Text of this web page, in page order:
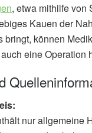
, etwa mithilfe von
Kauen der
bringt, können
eine Operation
nur allgemeine